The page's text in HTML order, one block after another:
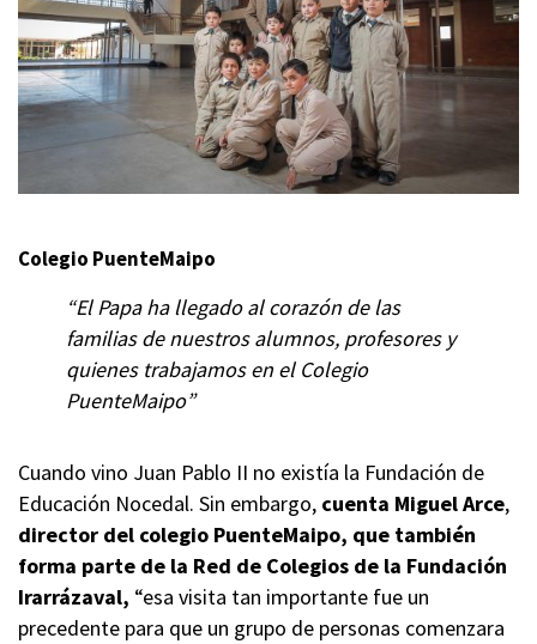
Colegio PuenteMaipo
“El Papa ha llegado al corazón de las
familias de nuestros alumnos, profesores y
quienes trabajamos en el Colegio
PuenteMaipo”
Cuando vino Juan Pablo II no existía la Fundación de
Educación Nocedal. Sin embargo, cuenta Miguel Arce,
director del colegio PuenteMaipo, que también
forma parte de la Red de Colegios de la Fundación
Irarrázaval, “esa visita tan importante fue un
precedente para que un grupo de personas comenzara